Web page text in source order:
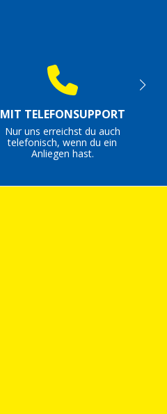
MIT TELEFONSUPPORT
Nur uns erreichst du auch
telefonisch, wenn du ein
Anliegen hast.